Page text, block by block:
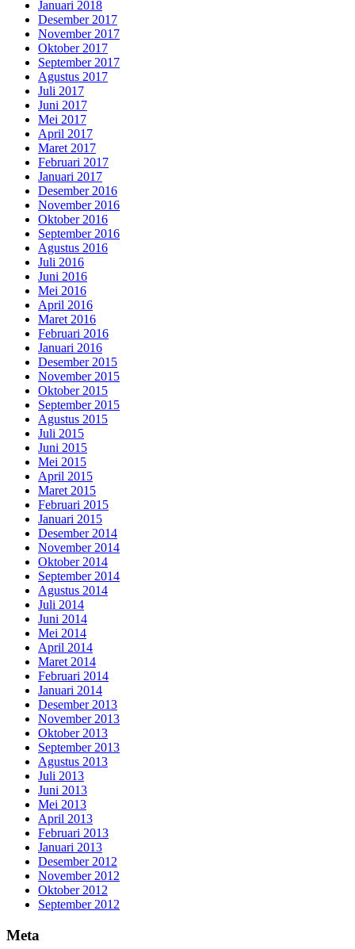
Januari 2018
Desember 2017
November 2017
Oktober 2017
September 2017
Agustus 2017
Juli 2017
Juni 2017
Mei 2017
April 2017
Maret 2017
Februari 2017
Januari 2017
Desember 2016
November 2016
Oktober 2016
September 2016
Agustus 2016
Juli 2016
Juni 2016
Mei 2016
April 2016
Maret 2016
Februari 2016
Januari 2016
Desember 2015
November 2015
Oktober 2015
September 2015
Agustus 2015
Juli 2015
Juni 2015
Mei 2015
April 2015
Maret 2015
Februari 2015
Januari 2015
Desember 2014
November 2014
Oktober 2014
September 2014
Agustus 2014
Juli 2014
Juni 2014
Mei 2014
April 2014
Maret 2014
Februari 2014
Januari 2014
Desember 2013
November 2013
Oktober 2013
September 2013
Agustus 2013
Juli 2013
Juni 2013
Mei 2013
April 2013
Februari 2013
Januari 2013
Desember 2012
November 2012
Oktober 2012
September 2012
Meta